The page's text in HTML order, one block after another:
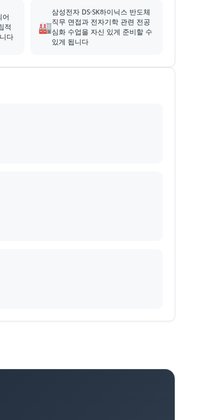
어
적
다
🏭
삼성전자 DS·SK하이닉스 반도체
직무 면접과 전자기학 관련 전공
심화 수업을 자신 있게 준비할 수
있게 됩니다